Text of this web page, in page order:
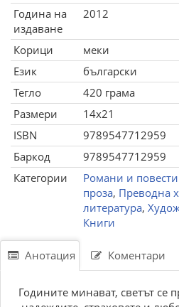
Година на
издаване
2012
Корици
меки
Език
български
Тегло
420 грама
Размери
14x21
ISBN
9789547712959
Баркод
9789547712959
Категории
Романи и
проза, Преводна
литература,
Книги
Анотация Коментари
Годините минават, светът се